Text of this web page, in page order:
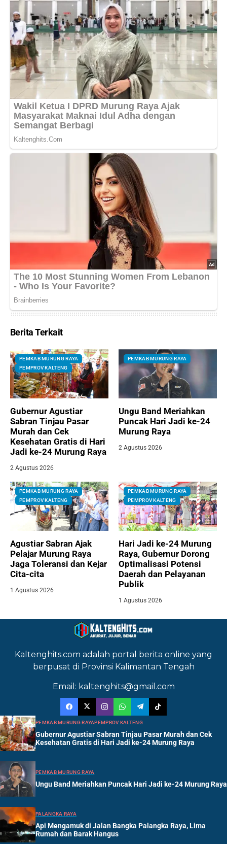
Berita Terkait
PEMKAB MURUNG RAYA
PEMPROV KALTENG
Gubernur Agustiar
Sabran Tinjau Pasar
Murah dan Cek
Kesehatan Gratis di Hari
Jadi ke-24 Murung Raya
2 Agustus 2026
PEMKAB MURUNG RAYA
Ungu Band Meriahkan
Puncak Hari Jadi ke-24
Murung Raya
2 Agustus 2026
PEMKAB MURUNG RAYA
PEMPROV KALTENG
Agustiar Sabran Ajak
Pelajar Murung Raya
Jaga Toleransi dan Kejar
Cita-cita
1 Agustus 2026
PEMKAB MURUNG RAYA
PEMPROV KALTENG
Hari Jadi ke-24 Murung
Raya, Gubernur Dorong
Optimalisasi Potensi
Daerah dan Pelayanan
Publik
1 Agustus 2026
Kaltenghits.com adalah portal berita online yang
berpusat di Provinsi Kalimantan Tengah
Email: kaltenghits@gmail.com
PEMKAB MURUNG RAYAPEMPROV KALTENG
Gubernur Agustiar Sabran Tinjau Pasar Murah dan Cek
Kesehatan Gratis di Hari Jadi ke-24 Murung Raya
PEMKAB MURUNG RAYA
Ungu Band Meriahkan Puncak Hari Jadi ke-24 Murung Raya
PALANGKA RAYA
Api Mengamuk di Jalan Bangka Palangka Raya, Lima
Rumah dan Barak Hangus